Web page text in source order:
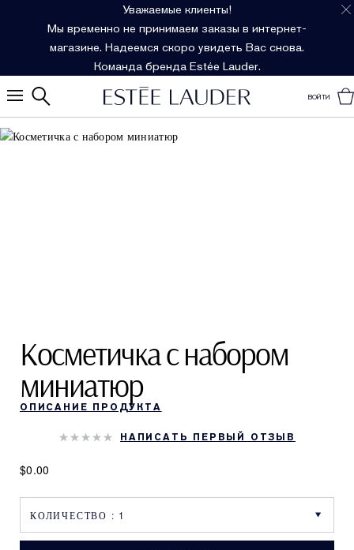
Уважаемые клиенты!
Мы временно не принимаем заказы в интернет-
магазине. Надеемся скоро увидеть Вас снова.
Команда бренда Estée Lauder.
ВОЙТИ
Косметичка с набором
миниатюр
ОПИСАНИЕ ПРОДУКТА
НАПИСАТЬ ПЕРВЫЙ ОТЗЫВ
$0.00